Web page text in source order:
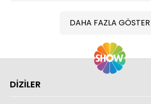
DAHA FAZLA GÖSTER
DİZİLER